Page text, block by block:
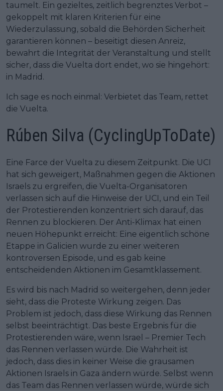
taumelt. Ein gezieltes, zeitlich begrenztes Verbot –
gekoppelt mit klaren Kriterien für eine
Wiederzulassung, sobald die Behörden Sicherheit
garantieren können – beseitigt diesen Anreiz,
bewahrt die Integrität der Veranstaltung und stellt
sicher, dass die Vuelta dort endet, wo sie hingehört:
in Madrid.
Ich sage es noch einmal: Verbietet das Team, rettet
die Vuelta.
Rúben Silva (CyclingUpToDate)
Eine Farce der Vuelta zu diesem Zeitpunkt. Die UCI
hat sich geweigert, Maßnahmen gegen die Aktionen
Israels zu ergreifen, die Vuelta-Organisatoren
verlassen sich auf die Hinweise der UCI, und ein Teil
der Protestierenden konzentriert sich darauf, das
Rennen zu blockieren. Der Anti-Klimax hat einen
neuen Höhepunkt erreicht: Eine eigentlich schöne
Etappe in Galicien wurde zu einer weiteren
kontroversen Episode, und es gab keine
entscheidenden Aktionen im Gesamtklassement.
Es wird bis nach Madrid so weitergehen, denn jeder
sieht, dass die Proteste Wirkung zeigen. Das
Problem ist jedoch, dass diese Wirkung das Rennen
selbst beeinträchtigt. Das beste Ergebnis für die
Protestierenden wäre, wenn Israel – Premier Tech
das Rennen verlassen würde. Die Wahrheit ist
jedoch, dass dies in keiner Weise die grausamen
Aktionen Israels in Gaza ändern würde. Selbst wenn
das Team das Rennen verlassen würde, würde sich